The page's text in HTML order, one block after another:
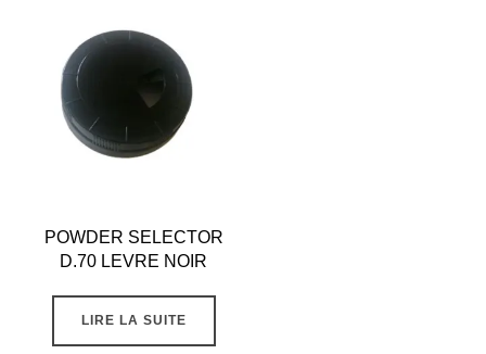
POWDER SELECTOR
D.70 LEVRE NOIR
LIRE LA SUITE